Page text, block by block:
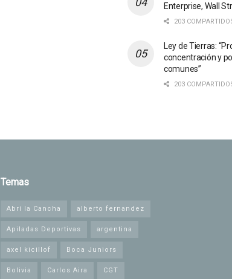
Enterprise, Wall
203
Ley de Tierras:
concentración y
comunes”
203
Temas
Abrí la Cancha alberto fernandez
Apiladas Deportivas argentina
axel kicillof Boca Juniors
Bolivia Carlos Aira CGT